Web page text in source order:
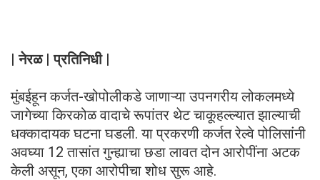
| नेरळ | प्रतिनिधी |
मुंबईहून कर्जत-खोपोलीकडे जाणाऱ्या उपनगरीय लोकलमध्ये
जागेच्या किरकोळ वादाचे रूपांतर थेट चाकूहल्ल्यात झाल्याची
धक्कादायक घटना घडली. या प्रकरणी कर्जत रेल्वे पोलिसांनी
अवघ्या 12 तासांत गुन्ह्याचा छडा लावत दोन आरोपींना अटक
केली असून, एका आरोपीचा शोध सुरू आहे.